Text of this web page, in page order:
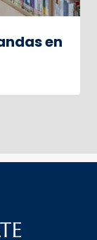
en